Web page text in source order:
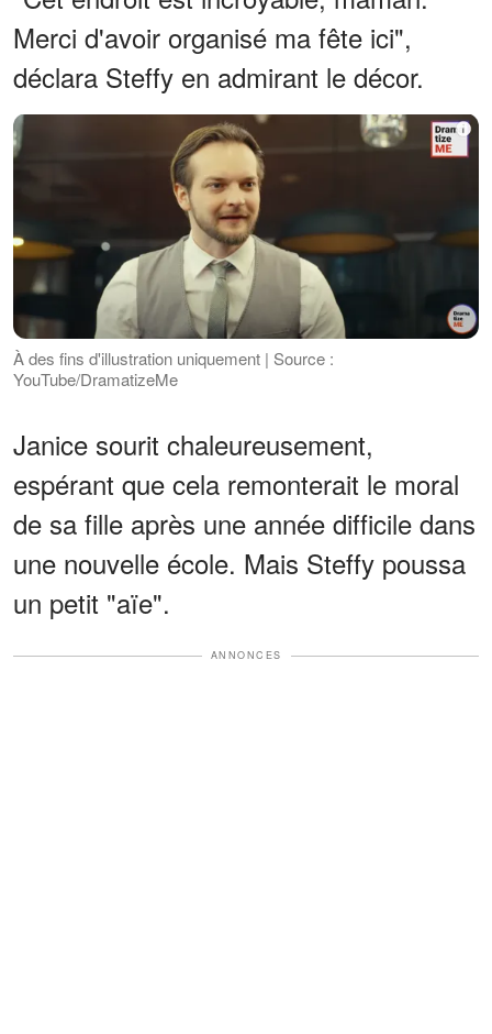
Merci d'avoir organisé ma fête ici",
déclara Steffy en admirant le décor.
À des fins d'illustration uniquement | Source :
YouTube/DramatizeMe
Janice sourit chaleureusement,
espérant que cela remonterait le moral
de sa fille après une année difficile dans
une nouvelle école. Mais Steffy poussa
un petit "aïe".
ANNONCES